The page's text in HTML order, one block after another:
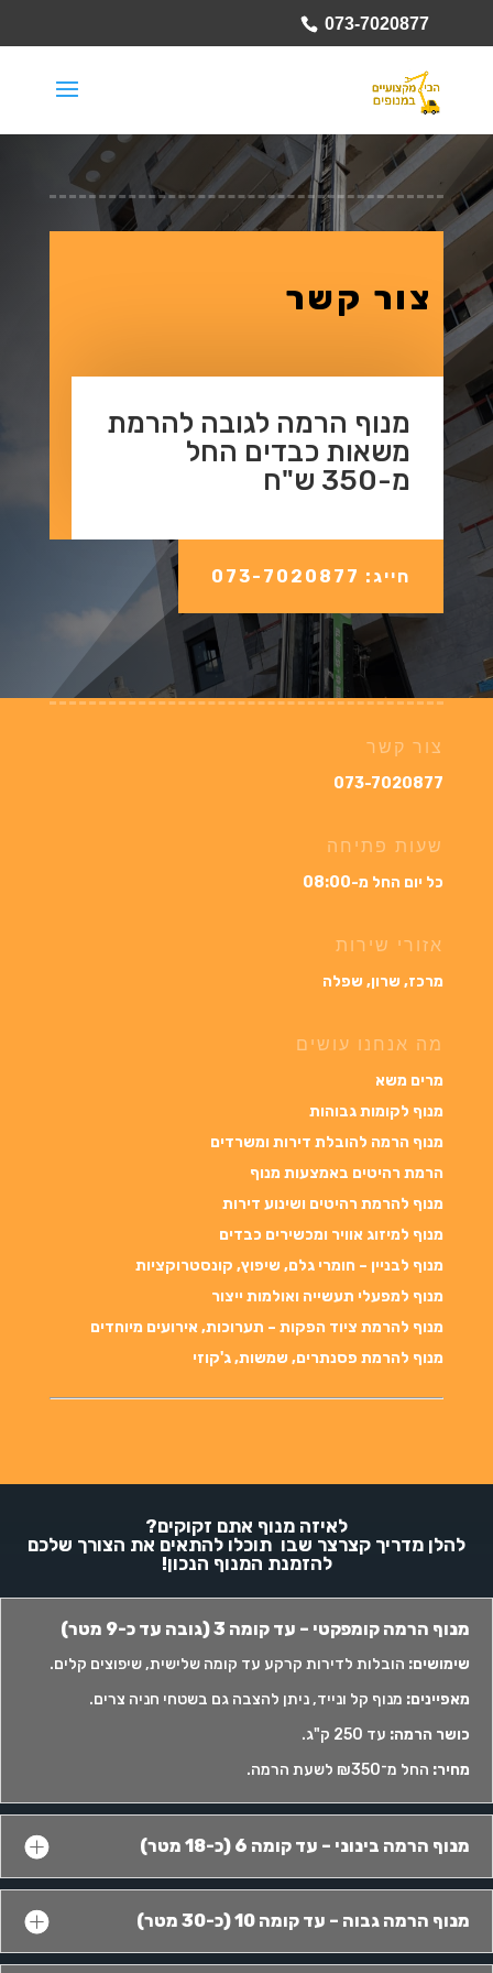
073-7020877
צור קשר
מנוף הרמה לגובה להרמת
משאות כבדים החל
מ-350 ש"ח
חייג: 073-7020877
צור קשר
073-7020877
שעות פתיחה
כל יום החל מ-08:00
אזורי שירות
מרכז, שרון, שפלה
מה אנחנו עושים
מרים משא
מנוף לקומות גבוהות
מנוף הרמה להובלת דירות ומשרדים
הרמת רהיטים באמצעות מנוף
מנוף להרמת רהיטים ושינוע דירות
מנוף למיזוג אוויר ומכשירים כבדים
מנוף לבניין – חומרי גלם, שיפוץ, קונסטרוקציות
מנוף למפעלי תעשייה ואולמות ייצור
מנוף להרמת ציוד הפקות – תערוכות, אירועים מיוחדים
מנוף להרמת פסנתרים, שמשות, ג'קוזי
לאיזה מנוף אתם זקוקים?
להלן מדריך קצרצר שבו תוכלו להתאים את הצורך שלכם
להזמנת המנוף הנכון!
מנוף הרמה קומפקטי – עד קומה 3 (גובה עד כ-9 מטר)
שימושים: הובלות לדירות קרקע עד קומה שלישית, שיפוצים קלים.
מאפיינים: מנוף קל ונייד, ניתן להצבה גם בשטחי חניה צרים.
כושר הרמה: עד 250 ק"ג.
מחיר: החל מ־₪350 לשעת הרמה.
מנוף הרמה בינוני – עד קומה 6 (כ-18 מטר)
מנוף הרמה גבוה – עד קומה 10 (כ-30 מטר)